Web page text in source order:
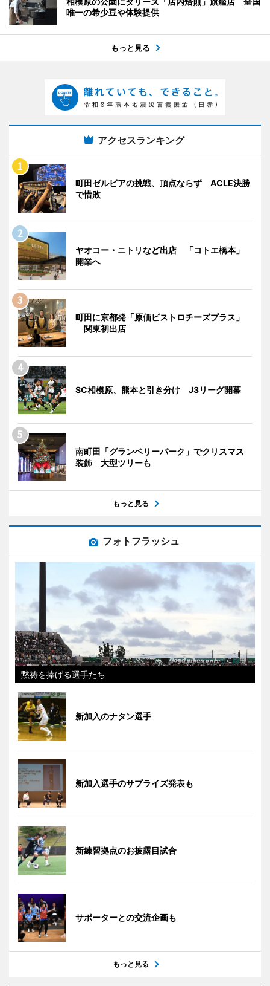
唯一の希少豆や体験提供
もっと見る
アクセスランキング
町田ゼルビアの挑戦、頂点ならず ACLE決勝
で惜敗
ヤオコー・ニトリなど出店 「コトエ橋本」
開業へ
町田に京都発「原価ビストロチーズプラス」
関東初出店
SC相模原、熊本と引き分け J3リーグ開幕
南町田「グランベリーパーク」でクリスマス
装飾 大型ツリーも
もっと見る
フォトフラッシュ
黙祷を捧げる選手たち
新加入のナタン選手
新加入選手のサプライズ発表も
新練習拠点のお披露目試合
サポーターとの交流企画も
もっと見る